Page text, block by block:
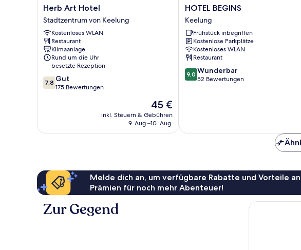
Herb
Art
Hotel
Stadtzentrum
von
Keelung
Herb Art Hotel
Stadtzentrum von Keelung
Kostenloses WLAN
Restaurant
Klimaanlage
Rund um die Uhr
besetzte Rezeption
7.8
von
7,8 Gut
175 Bewertungen
Der
Preis
beträgt
45 €
inkl. Steuern & Gebühren
9. Aug.–10. Aug.
HOTEL
BEGINS
Keelung
HOTEL BEGINS
Keelung
Frühstück inbegriffen
Kostenlose Parkplätze
Kostenloses WLAN
Restaurant
9.0
von
9,0 Wunderbar
52 Bewertungen
Melde dich an, um verfügbare Rabatte und Vorteile
Prämien für noch mehr Abenteuer!
Zur Gegend